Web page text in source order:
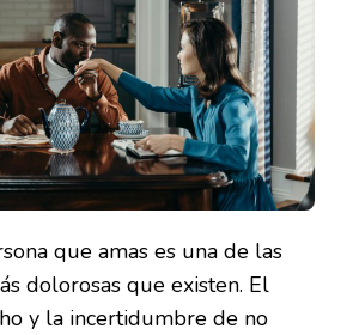
DE
que amas es una de las
dolorosas que existen. El
y la incertidumbre de no